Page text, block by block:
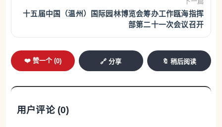
十五届中国（温州）国际园林博览会筹办工作瓯海指挥
部第二十一次会议召开
❤️ 赞一个 (0) 🔗 分享 🔖 稍后阅读
用户评论 (0)